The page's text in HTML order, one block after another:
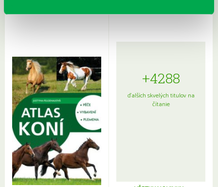
+4288
ďalších skvelých titulov na
čítanie